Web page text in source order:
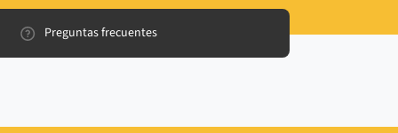
Preguntas frecuentes